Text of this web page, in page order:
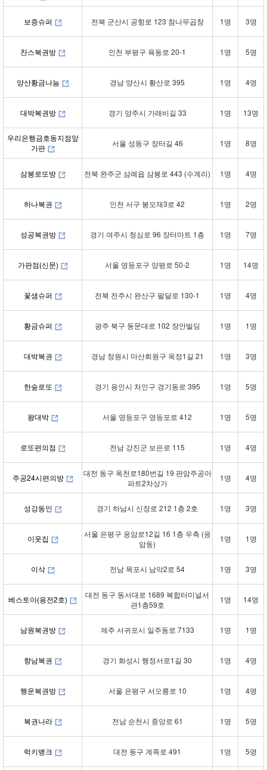
보증슈퍼 전북 군산시 공항로 123 참나무곱창 1명 3명
찬스복권방 인천 부평구 육동로 20-1 1명 5명
양산황금나눔 경남 양산시 황산로 395 1명 4명
대박복권방 경기 양주시 가래비길 33 1명 13명
우리은행금호동지점앞
가판
서울 성동구 장터길 46 1명 8명
삼봉로또방 전북 완주군 삼례읍 삼봉로 443 (수계리) 1명 4명
하나복권 인천 서구 봉오재3로 42 1명 2명
성공복권방 경기 여주시 청심로 96 장터마트 1층 1명 7명
가판점(신문) 서울 영등포구 양평로 50-2 1명 14명
꽃샘슈퍼 전북 전주시 완산구 팔달로 130-1 1명 4명
황금슈퍼 광주 북구 동문대로 102 장안빌딩 1명 1명
대박복권 경남 창원시 마산회원구 옥정1길 21 1명 3명
한숲로또 경기 용인시 처인구 경기동로 395 1명 5명
왕대박 서울 영등포구 영등포로 412 1명 5명
로또편의점 전남 강진군 보은로 115 1명 4명
주공24시편의방
대전 동구 옥천로180번길 19 판암주공아
파트2차상가
1명 4명
성강동인 경기 하남시 신장로 212 1층 2호 1명 3명
이웃집
서울 은평구 응암로12길 16 1층 우측 (응
암동)
1명 1명
이삭 전남 목포시 남악2로 54 1명 3명
베스토아(용전2호)
대전 동구 동서대로 1689 복합터미널서
관1층59호
1명 14명
남원복권방 제주 서귀포시 일주동로 7133 1명 1명
향남복권 경기 화성시 행정서로1길 30 1명 4명
행운복권방 서울 은평구 서오릉로 10 1명 4명
복권나라 전남 순천시 중앙로 61 1명 5명
럭키뱅크 대전 동구 계족로 491 1명 5명